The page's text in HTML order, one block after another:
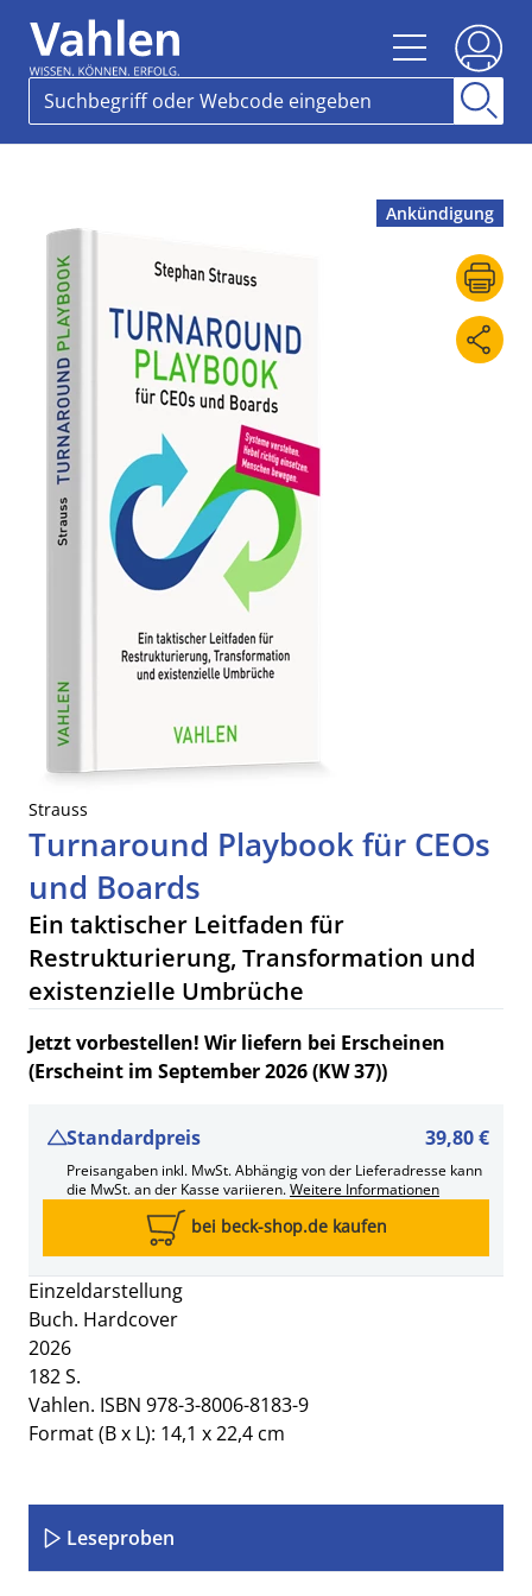
Ankündigung
Strauss
Turnaround Playbook für CEOs
und Boards
Ein taktischer Leitfaden für
Restrukturierung, Transformation und
existenzielle Umbrüche
Einzeldarstellung
Buch. Hardcover
2026
182 S.
Vahlen. ISBN 978-3-8006-8183-9
Format (B x L): 14,1 x 22,4 cm
Jetzt vorbestellen! Wir liefern bei Erscheinen
(Erscheint im September 2026 (KW 37))
Standardpreis 39,80 €
Preisangaben inkl. MwSt. Abhängig von der Lieferadresse kann
die MwSt. an der Kasse variieren.Weitere Informationen
bei beck-shop.de kaufen
Leseproben